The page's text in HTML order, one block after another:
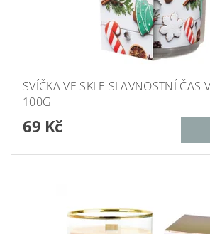
SVÍČKA VE SKLE SLAVNOSTNÍ ČAS
100G
69 Kč